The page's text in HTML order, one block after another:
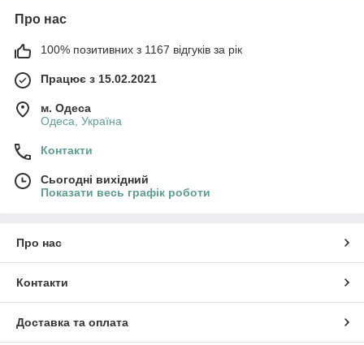
Про нас
100% позитивних з 1167 відгуків за рік
Працює з 15.02.2021
м. Одеса
Одеса, Україна
Контакти
Сьогодні вихідний
Показати весь графік роботи
Про нас
Контакти
Доставка та оплата